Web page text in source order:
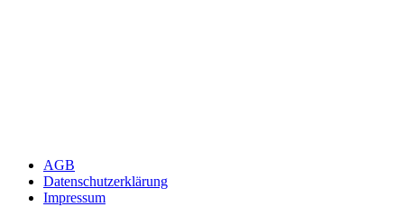
AGB
Datenschutzerklärung
Impressum